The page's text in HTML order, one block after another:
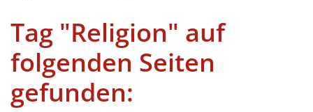
Tag "Religion" auf
folgenden Seiten
gefunden: